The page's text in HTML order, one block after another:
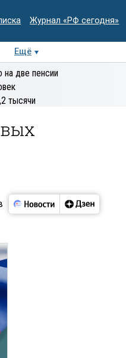
Журнал «РФ сегодня»
Ещё
Деловая
две пенсии
тысячи